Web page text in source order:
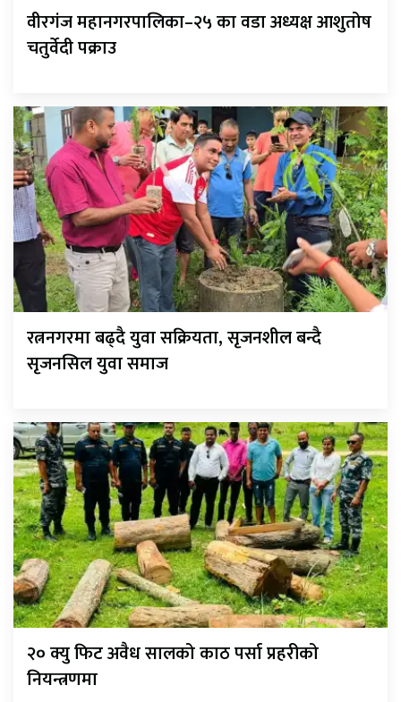
वीरगंज महानगरपालिका–२५ का वडा अध्यक्ष आशुतोष
चतुर्वेदी पक्राउ
रत्ननगरमा बढ्दै युवा सक्रियता, सृजनशील बन्दै
सृजनसिल युवा समाज
२० क्यु फिट अवैध सालको काठ पर्सा प्रहरीको
नियन्त्रणमा